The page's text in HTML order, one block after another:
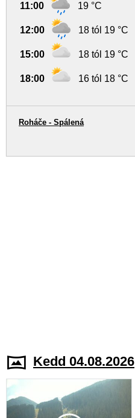
11:00 19 °C
12:00 18 tól 19 °C
15:00 18 tól 19 °C
18:00 16 tól 18 °C
Roháče - Spálená
Kedd 04.08.2026